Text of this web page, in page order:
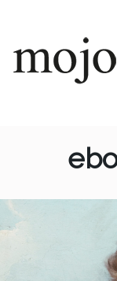
conteúdo